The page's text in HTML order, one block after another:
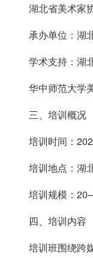
湖北省美术家
承办单位：湖
学术支持：湖
华中师范大学
三、培训概况
培训时间：
培训地点：湖
培训规模：
四、培训内容
培训班围绕跨